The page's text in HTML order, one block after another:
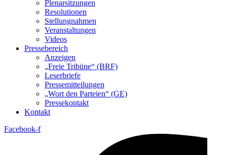
Plenarsitzungen
Resolutionen
Stellungnahmen
Veranstaltungen
Videos
Pressebereich
Anzeigen
„Freie Tribüne“ (BRF)
Leserbriefe
Pressemitteilungen
„Wort den Parteien“ (GE)
Pressekontakt
Kontakt
Facebook-f